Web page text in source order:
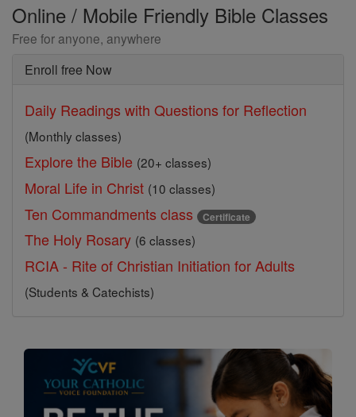
Online / Mobile Friendly Bible Classes
Free for anyone, anywhere
Enroll free Now
Daily Readings with Questions for Reflection
(Monthly classes)
Explore the Bible (20+ classes)
Moral Life in Christ (10 classes)
Ten Commandments class Certificate
The Holy Rosary (6 classes)
RCIA - Rite of Christian Initiation for Adults
(Students & Catechists)